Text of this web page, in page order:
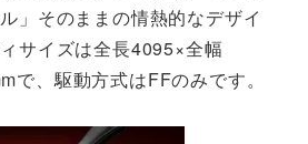
」そのままの情熱的なデザイ
サイズは全長4095×全幅
で、駆動方式はFFのみです。